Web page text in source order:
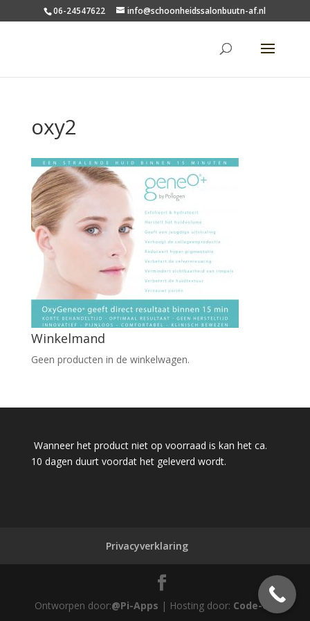
06-24547622 info@schoonheidssalonbuutn-af.nl
oxy2
Winkelmand
Geen producten in de winkelwagen.
Wanneer het product niet op voorraad is kan het ca.
10 dagen duurt voordat het geleverd wordt.
Privacyverklaring
Ontworpen door:@Pi-Apps | Hosting door: Code-Up